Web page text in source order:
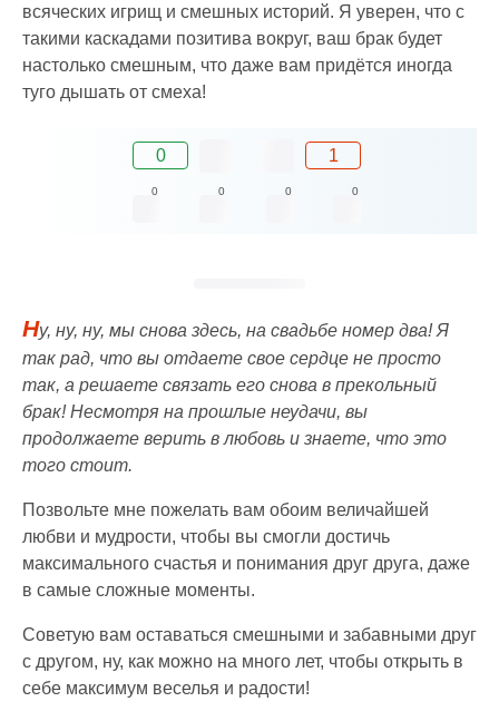
всяческих игрищ и смешных историй. Я уверен, что с
такими каскадами позитива вокруг, ваш брак будет
настолько смешным, что даже вам придётся иногда
туго дышать от смеха!
0 1
0 0 0 0
Ну, ну, ну, мы снова здесь, на свадьбе номер два! Я
так рад, что вы отдаете свое сердце не просто
так, а решаете связать его снова в прекольный
брак! Несмотря на прошлые неудачи, вы
продолжаете верить в любовь и знаете, что это
того стоит.
Позвольте мне пожелать вам обоим величайшей
любви и мудрости, чтобы вы смогли достичь
максимального счастья и понимания друг друга, даже
в самые сложные моменты.
Советую вам оставаться смешными и забавными друг
с другом, ну, как можно на много лет, чтобы открыть в
себе максимум веселья и радости!